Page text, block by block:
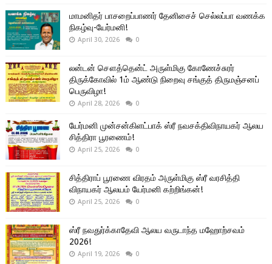
மாமனிதர் பாசறைப்பாணர் தேனிசைச் செல்லப்பா வணக்க
நிகழ்வு-யேர்மனி!
April 30, 2026 0
லன்டன் சௌத்தென்ட் அருள்மிகு கோணேச்சுரர்
திருக்கோவில் 1ம் ஆண்டு நிறைவு சங்குத் திருமஞ்சனப்
பெருவிழா!
April 28, 2026 0
யேர்மனி முன்சன்கிளட்பாக் ஸ்ரீ நவசக்திவிநாயகர் ஆலய
சித்திரா பூரணைம்!
April 25, 2026 0
சித்திராப் பூரணை விரதம் அருள்மிகு ஸ்ரீ வரசித்தி
விநாயகர் ஆலயம் யேர்மனி கற்றிங்கன்!
April 25, 2026 0
ஸ்ரீ நவதுர்க்காதேவி ஆலய வருடாந்த மஹோற்சவம்
2026!
April 19, 2026 0